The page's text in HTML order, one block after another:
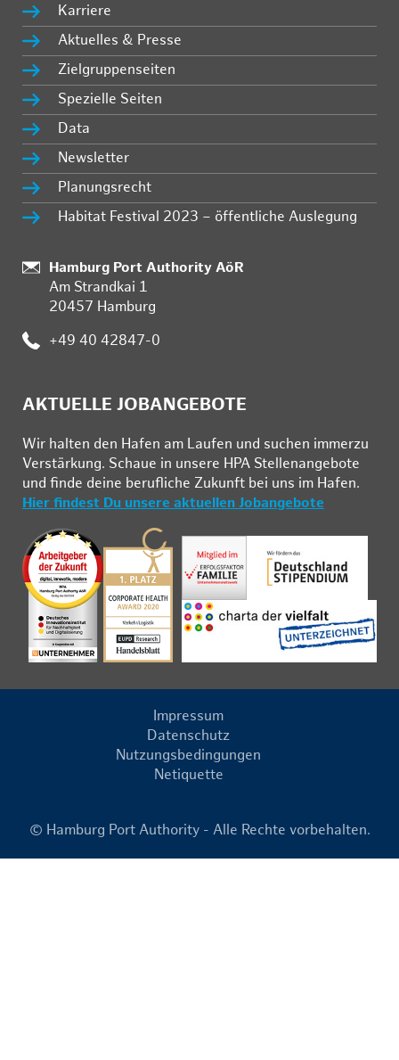
Karriere
Aktuelles & Presse
Zielgruppenseiten
Spezielle Seiten
Data
Newsletter
Planungsrecht
Habitat Festival 2023 – öffentliche Auslegung
:
Hamburg Port Authority AöR
Am Strandkai 1
20457 Hamburg
: +49 40 42847-0
AKTUELLE JOBANGEBOTE
Wir hal­ten den Ha­fen am Lau­fen und su­chen im­mer­zu
Ver­stär­kung. Schau­e in un­se­re HPA Stel­len­an­ge­bo­te
und fin­de deine be­ruf­li­che Zu­kunft bei uns im Ha­fen.
Hier findest Du unsere aktuellen Jobangebote
Impressum
Datenschutz
Nutzungsbedingungen
Netiquette
© Hamburg Port Authority - Alle Rechte vorbehalten.